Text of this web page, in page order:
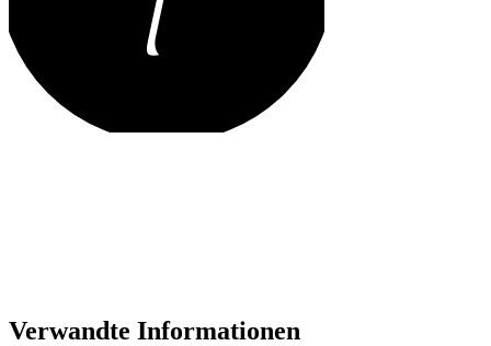
Verwandte Informationen